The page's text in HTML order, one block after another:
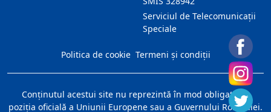
Serviciul de Telecomunicații
Speciale
Politica de cookie Termeni și condiții
Conţinutul acestui site nu reprezintă în mod obligatoriu
poziţia oficială a Uniunii Europene sau a Guvernului României.